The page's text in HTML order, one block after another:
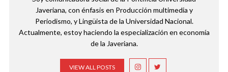
Javeriana, con énfasis en Producción multimedia y
Periodismo, y Lingüista de la Universidad Nacional.
Actualmente, estoy haciendo la especialización en economía
de la Javeriana.
VIEW ALL POSTS